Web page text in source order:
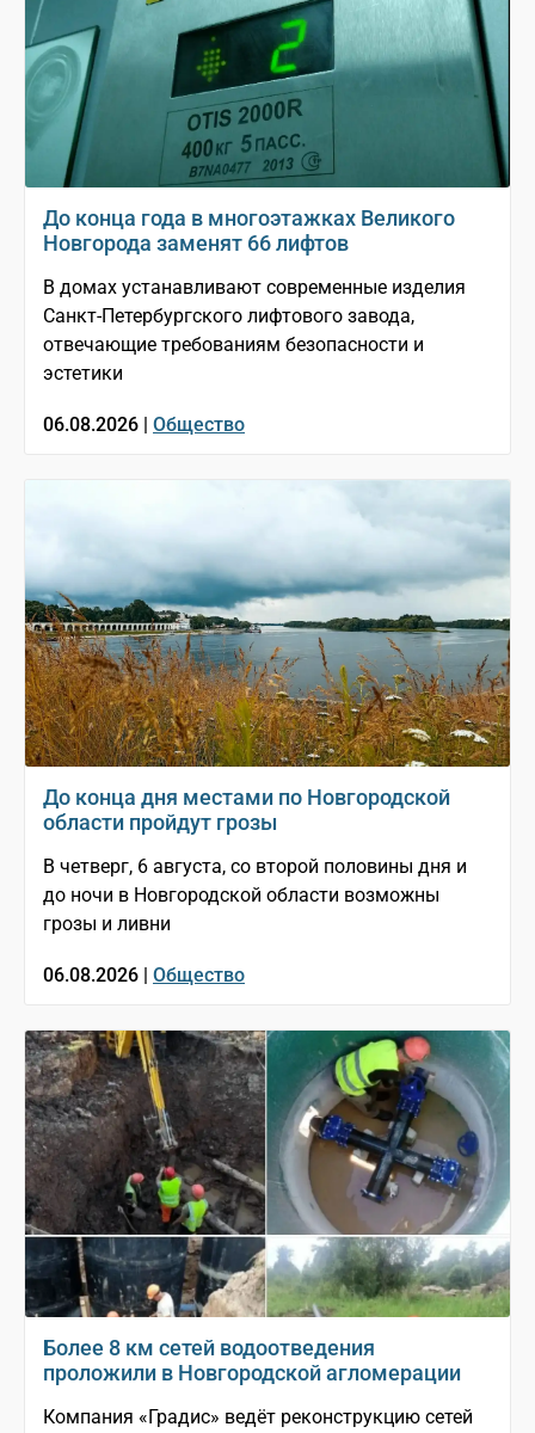
До конца года в многоэтажках Великого
Новгорода заменят 66 лифтов
В домах устанавливают современные изделия
Санкт-Петербургского лифтового завода,
отвечающие требованиям безопасности и
эстетики
06.08.2026 | Общество
До конца дня местами по Новгородской
области пройдут грозы
В четверг, 6 августа, со второй половины дня и
до ночи в Новгородской области возможны
грозы и ливни
06.08.2026 | Общество
Более 8 км сетей водоотведения
проложили в Новгородской агломерации
Компания «Градис» ведёт реконструкцию сетей